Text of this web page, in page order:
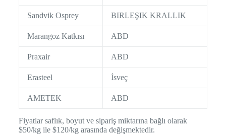
Sandvik Osprey BIRLEŞIK KRALLIK
Marangoz Katkısı ABD
Praxair ABD
Erasteel İsveç
AMETEK ABD
Fiyatlar saflık, boyut ve sipariş miktarına bağlı olarak
$50/kg ile $120/kg arasında değişmektedir.